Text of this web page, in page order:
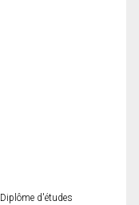
Diplôme d'études